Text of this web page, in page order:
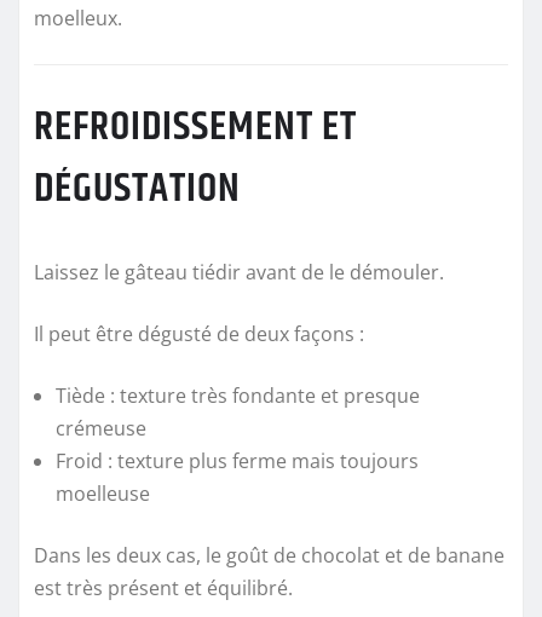
moelleux.
REFROIDISSEMENT ET
DÉGUSTATION
Laissez le gâteau tiédir avant de le démouler.
Il peut être dégusté de deux façons :
Tiède : texture très fondante et presque
crémeuse
Froid : texture plus ferme mais toujours
moelleuse
Dans les deux cas, le goût de chocolat et de banane
est très présent et équilibré.